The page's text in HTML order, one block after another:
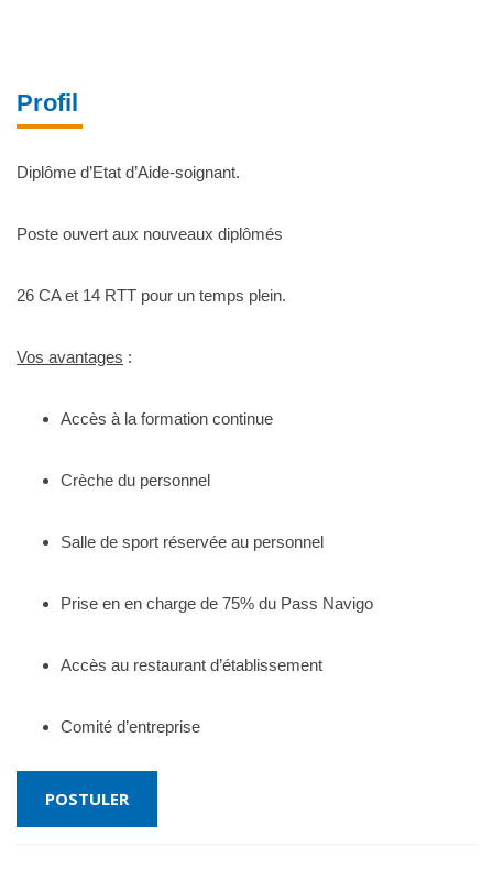
Profil
Diplôme d’Etat d’Aide-soignant.
Poste ouvert aux nouveaux diplômés
26 CA et 14 RTT pour un temps plein.
Vos avantages :
Accès à la formation continue
Crèche du personnel
Salle de sport réservée au personnel
Prise en en charge de 75% du Pass Navigo
Accès au restaurant d’établissement
Comité d’entreprise